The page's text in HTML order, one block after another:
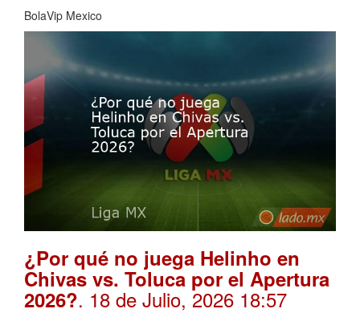
BolaVip Mexico
¿Por qué no juega Helinho en
Chivas vs. Toluca por el Apertura
2026?. 18 de Julio, 2026 18:57